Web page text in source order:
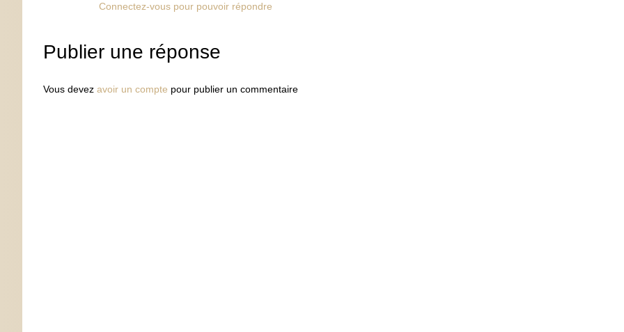
Connectez-vous pour pouvoir répondre
Publier une réponse
Vous devez avoir un compte pour publier un commentaire